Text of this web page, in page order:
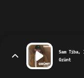
Sam Tiba,
Grünt